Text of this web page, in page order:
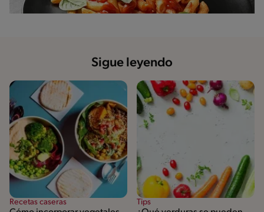
Sigue leyendo
Recetas caseras Tips